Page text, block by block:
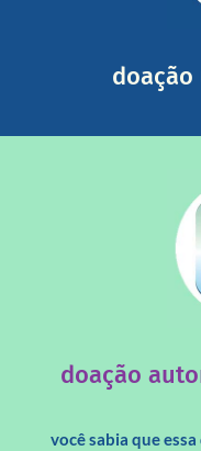
doação
mail mostrando
doação
você sabia que